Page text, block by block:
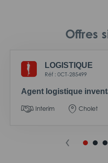
Offres
LOGISTIQUE
Réf : 0CT-285499
Agent logistique
Interim Cholet